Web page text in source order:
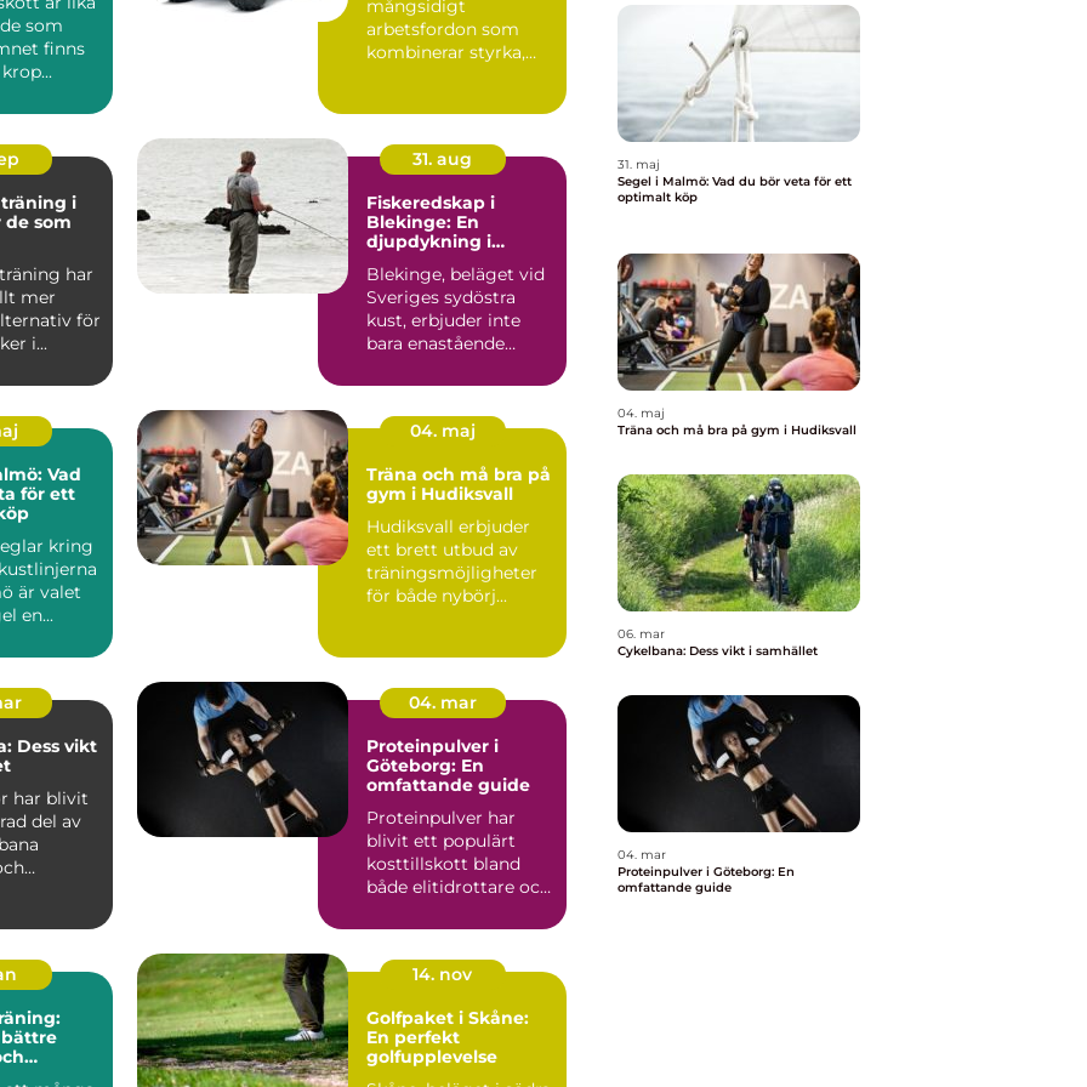
som
finns
mångsidigt
arbetsfordon som
kombinerar styrka,
i
de som
har
mer
för
i...
31. aug
Fiskeredskap i
Blekinge: En
djupdykning i
Blekinge, beläget vid
Sveriges sydöstra
kust, erbjuder inte
bara enastående
Vad
för ett
kring
är valet
en...
04. maj
Träna och må bra på
gym i Hudiksvall
Hudiksvall erbjuder
ett brett utbud av
träningsmöjligheter
för både nybörj...
Dess vikt
har blivit
del av
04. mar
Proteinpulver i
Göteborg: En
omfattande guide
Proteinpulver har
blivit ett populärt
kosttillskott bland
både elitidrottare och
14. nov
Golfpaket i Skåne:
En perfekt
golfupplevelse
31. maj
Segel i Malmö: Vad du bör veta för ett
optimalt köp
04. maj
Träna och må bra på gym i Hudiksvall
06. mar
Cykelbana: Dess vikt i samhället
04. mar
Proteinpulver i Göteborg: En
omfattande guide